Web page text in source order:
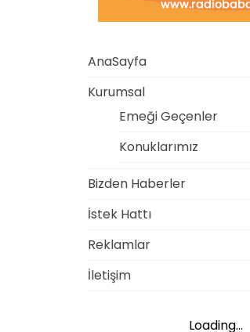
AnaSayfa
Kurumsal
Emeği Geçenler
Konuklarımız
Bizden Haberler
İstek Hattı
Reklamlar
İletişim
Loading...